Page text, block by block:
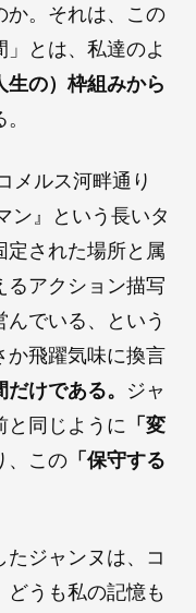
か。それは、この
」とは、私達のよ
生の）枠組みから
メルス河畔通り
ン』という長いタ
定された場所と属
るアクション描写
でいる、という
か飛躍気味に換言
けである。 ジャ
と同じように 「変
、この 「保守する
ジャンヌは、コ
うも私の記憶も